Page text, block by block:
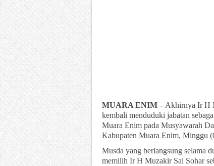
MUARA ENIM – Akhirnya Ir H
kembali menduduki jabatan
Muara Enim pada Musyawarah
Kabupaten Muara Enim, Minggu
Musda yang berlangsung selama
memilih Ir H Muzakir Sai Sohar